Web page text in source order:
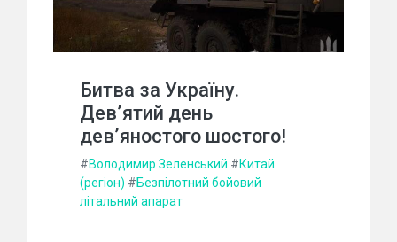
Битва за Україну.
Дев’ятий день
дев’яностого шостого!
#Володимир Зеленський #Китай
(регіон) #Безпілотний бойовий
літальний апарат